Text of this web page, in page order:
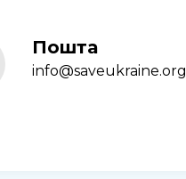
Пошта
info@saveukraine.org